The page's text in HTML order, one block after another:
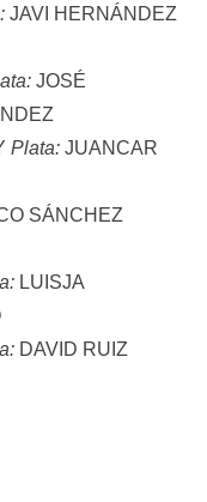
JAVI HERNÁNDEZ
JOSÉ
Plata: JUANCAR
SÁNCHEZ
LUISJA
DAVID RUIZ